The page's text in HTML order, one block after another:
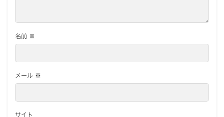
名前 ※
メール ※
サイト